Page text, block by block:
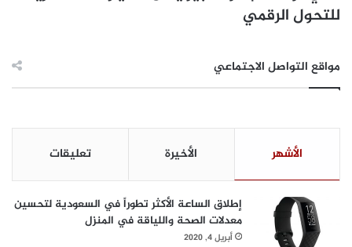
للتحول الرقمي
مواقع التواصل الاجتماعي
الأشهر الأخيرة تعليقات
إطلاق الساعة الأكثر تطوراً في السعودية لتحسين
معدلات الصحة واللياقة في المنزل
أبريل 4, 2020